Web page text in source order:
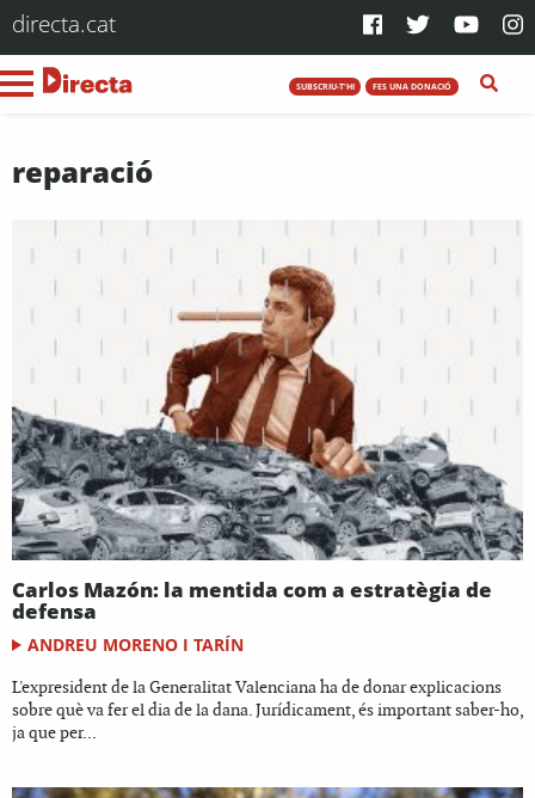
directa.cat
SUBSCRIU-T'HI FES UNA DONACIÓ
reparació
Carlos Mazón: la mentida com a estratègia de
defensa
ANDREU MORENO I TARÍN
L'expresident de la Generalitat Valenciana ha de donar explicacions
sobre què va fer el dia de la dana. Jurídicament, és important saber-ho,
ja que per...